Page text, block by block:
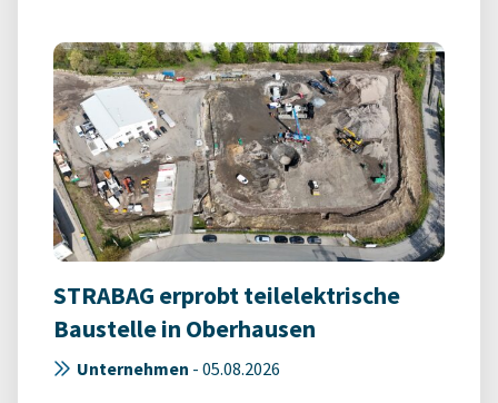
STRABAG erprobt teilelektrische
Baustelle in Oberhausen
Unternehmen - 05.08.2026